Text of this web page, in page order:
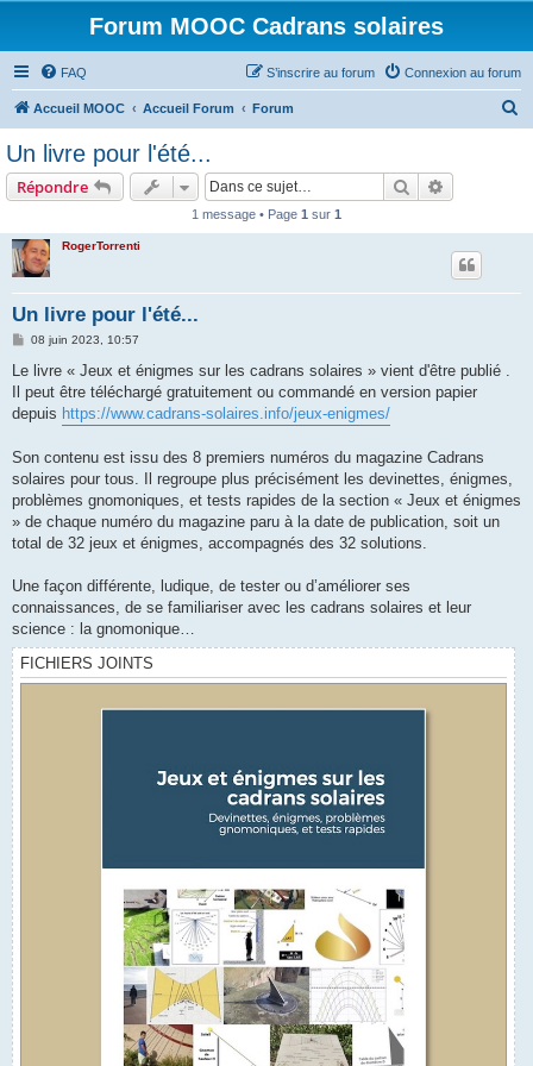
Forum MOOC Cadrans solaires
FAQ Connexion au forum
S’inscrire au forum
Accueil MOOC Accueil Forum Forum
Un livre pour l'été...
Répondre Rechercher
1 message • Page 1 sur 1
RogerTorrenti
Un livre pour l'été...
M
s
a
g
e
08 juin 2023, 10:57
Le livre « Jeux et énigmes sur les cadrans solaires » vient d'être publié .
Il peut être téléchargé gratuitement ou commandé en version papier
depuis https://www.cadrans-solaires.info/jeux-enigmes/
Son contenu est issu des 8 premiers numéros du magazine Cadrans
solaires pour tous. Il regroupe plus précisément les devinettes, énigmes,
problèmes gnomoniques, et tests rapides de la section « Jeux et énigmes
» de chaque numéro du magazine paru à la date de publication, soit un
total de 32 jeux et énigmes, accompagnés des 32 solutions.
Une façon différente, ludique, de tester ou d’améliorer ses
connaissances, de se familiariser avec les cadrans solaires et leur
science : la gnomonique…
FICHIERS JOINTS